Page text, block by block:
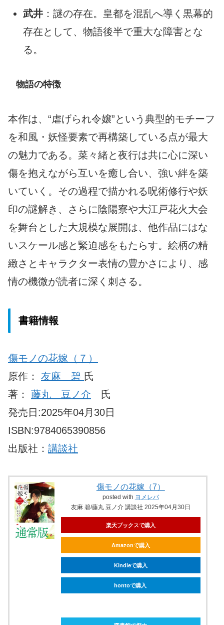
武井 ：謎の存在。皇都を混乱へ導く黒幕的
存在として、物語後半で重大な障害とな
る。
物語の特徴
本作は、“虐げられ令嬢”という典型的モチーフ
を和風・妖怪要素で再構築している点が最大
の魅力である。菜々緒と夜行は共に心に深い
傷を抱えながら互いを癒し合い、強い絆を築
いていく。その過程で描かれる呪術修行や妖
印の謎解き、さらに陰陽寮や大江戸花火大会
を舞台とした大規模な展開は、他作品にはな
いスケール感と緊迫感をもたらす。絵柄の精
緻さとキャラクター表情の豊かさにより、感
情の機微が読者に深く刺さる。
書籍情報
傷モノの花嫁 （７）
原作： 友麻 碧 氏
著： 藤丸 豆ノ介 氏
発売日:2025年04月30日
ISBN:9784065390856
出版社： 講談社
傷モノの花嫁（7）
posted with ヨメレバ
友麻 碧/藤丸 豆ノ介 講談社 2025年04月30日
楽天ブックスで購入
Amazonで購入
Kindleで購入
hontoで購入